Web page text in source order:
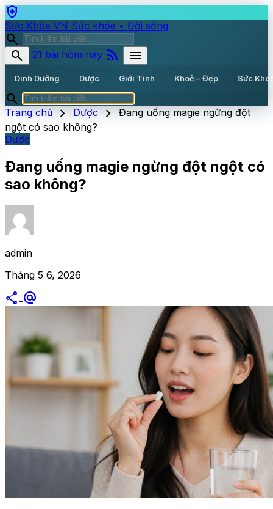
health_and_safety
Sức Khỏe VN Sức khỏe • Đời sống
search
search
21 bài hôm nay rss_feed menu
Dinh Dưỡng Dược Giới Tính Khoẻ – Đẹp Sức
search
Trang chủ chevron_right Dược chevron_right Đang uống magie ngừng đột
ngột có sao không?
Dược
Đang uống magie ngừng đột ngột có
sao không?
admin
Tháng 5 6, 2026
share alternate_email